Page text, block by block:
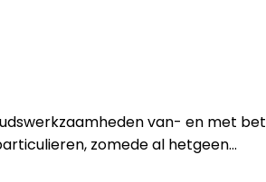
van- en met
zomede al hetgeen...